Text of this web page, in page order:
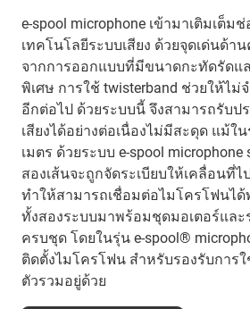
e-spool microphone เข้ามาเติมเต็ม
เทคโนโลยีระบบเสียง ด้วยจุดเด่นด้า
จากการออกแบบที่มีขนาดกะทัดรัดแ
พิเศษ การใช้ twisterband ช่วยให้ไม่
อีกต่อไป ด้วยระบบนี้ จึงสามารถรับ
เสียงได้อย่างต่อเนื่องไม่มีสะดุด แม้ใ
เมตร ด้วยระบบ e-spool microphone
สองเส้นจะถูกจัดระเบียบให้เคลื่อนที่
ทำให้สามารถเชื่อมต่อไมโครโฟนไ
ทั้งสองระบบมาพร้อมชุดมอเตอร์แล
ครบชุด โดยในรุ่น e-spool®
ติดตั้งไมโครโฟน สำหรับรองรับการ
ตัวรวมอยู่ด้วย